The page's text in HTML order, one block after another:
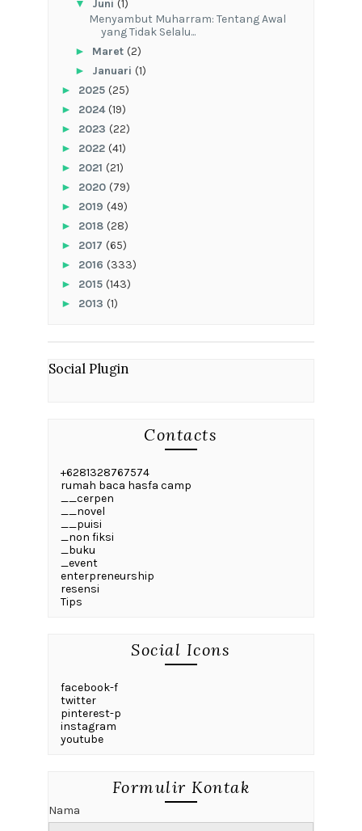
▼ Juni (1)
Menyambut Muharram: Tentang Awal
yang Tidak Selalu...
► Maret (2)
► Januari (1)
► 2025 (25)
► 2024(19)
► 2023 (22)
► 2022 (41)
► 2021 (21)
► 2020 (79)
► 2019 (49)
► 2018 (28)
► 2017 (65)
► 2016 (333)
► 2015 (143)
► 2013 (1)
Social Plugin
Contacts
+6281328767574
rumah baca hasfa camp
__cerpen
__novel
__puisi
_non fiksi
_buku
_event
enterpreneurship
resensi
Tips
Social Icons
facebook-f
twitter
pinterest-p
instagram
youtube
Formulir Kontak
Nama